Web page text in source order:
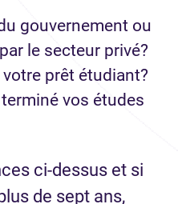
gouvernement ou
le secteur privé?
prêt étudiant?
vos études
ci-dessus et si
de sept ans,